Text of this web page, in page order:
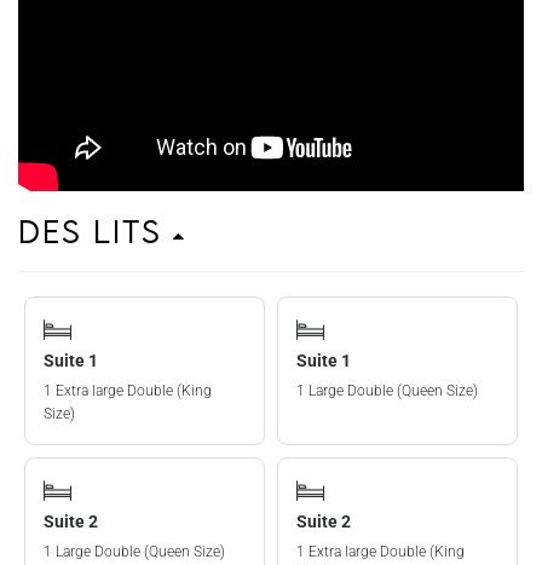
Des lits
Suite 1
1 Extra large Double (King
Size)
Suite 1
1 Large Double (Queen Size)
Suite 2
1 Large Double (Queen Size)
Suite 2
1 Extra large Double (King